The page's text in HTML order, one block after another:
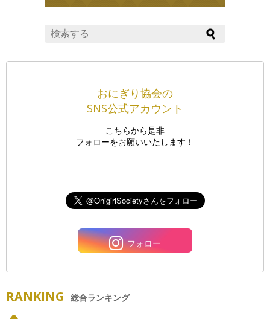
おにぎり協会の
SNS公式アカウント
こちらから是非
フォローをお願いいたします！
フォロー
RANKING 総合ランキング